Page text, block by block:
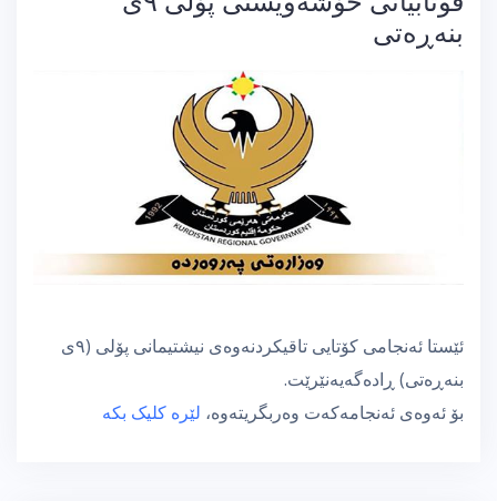
بنەڕەتى
ئێستا ئەنجامی کۆتایی تاقیکردنەوەی نیشتیمانی پۆلى (٩ى
بنەڕەتى) ڕادەگەیەنێرێت.
بۆ ئەوەى ئەنجامەکەت وەربگریتەوە، لێرە کلیک بکە